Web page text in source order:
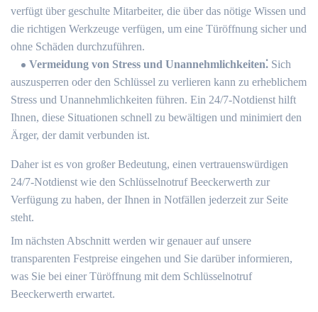
verfügt über geschulte Mitarbeiter, die über das nötige Wissen und
die richtigen Werkzeuge verfügen, um eine Türöffnung sicher und
ohne Schäden durchzuführen.​
Vermeidung von Stress und Unannehmlichkeiten⁚ Sich
auszusperren oder den Schlüssel zu verlieren kann zu erheblichem
Stress und Unannehmlichkeiten führen.​ Ein 24/7-Notdienst hilft
Ihnen, diese Situationen schnell zu bewältigen und minimiert den
Ärger, der damit verbunden ist.​
Daher ist es von großer Bedeutung, einen vertrauenswürdigen
24/7-Notdienst wie den Schlüsselnotruf Beeckerwerth zur
Verfügung zu haben, der Ihnen in Notfällen jederzeit zur Seite
steht.​
Im nächsten Abschnitt werden wir genauer auf unsere
transparenten Festpreise eingehen und Sie darüber informieren,
was Sie bei einer Türöffnung mit dem Schlüsselnotruf
Beeckerwerth erwartet.​